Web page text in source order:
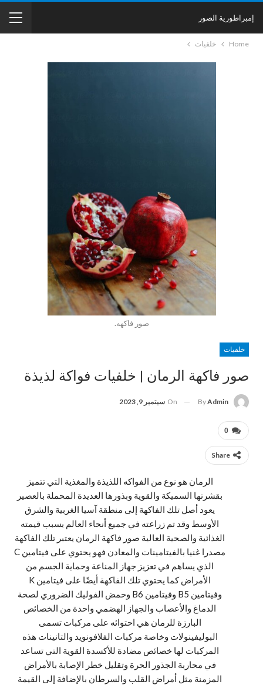
إمبراطورية الصور
Home خلفيات
صور فاكهه.
خلفيات
صور فاكهة الرمان | خلفيات فواكة لذيذة
ByAdmin
On سبتمبر 9, 2023
0
Share
الرمان هو نوع من الفواكه اللذيذة والمغذية التي تتميز
بقشرتها السميكة والقوية وبذورها العديدة المحملة بالعصير
يعود أصل تلك الفاكهة إلى منطقة آسيا الغربية والشرق
الأوسط وقد تم زراعته في جميع أنحاء العالم بسبب قيمته
الغذائية والصحية العالية صور فاكهة الرمان يعتبر تلك الفاكهة
مصدرا غنيا بالفيتامينات والمعادن فهو يحتوي على فيتامين C
الذي يساهم في تعزيز جهاز المناعة وحماية الجسم من
الأمراض كما يحتوي تلك الفاكهة أيضًا على فيتامين K
وفيتامين B5 وفيتامين B6 وحمض الفوليك الضروري لصحة
الدماغ والأعصاب والجهاز الهضمي واحدة من الخصائص
البارزة للرمان هي احتوائه على مركبات تسمى
البوليفينولات وخاصة مركبات الفلافونويد والتانينات هذه
المركبات لها خصائص مضادة للأكسدة القوية التي تساعد
في محاربة الجذور الحرة وتقليل خطر الإصابة بالأمراض
المزمنة مثل أمراض القلب والسرطان بالإضافة إلى القيمة